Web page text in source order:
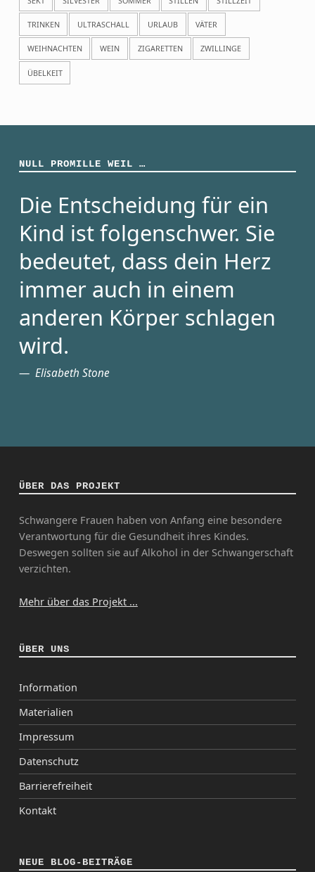
TRINKEN ULTRASCHALL URLAUB VÄTER
WEIHNACHTEN WEIN ZIGARETTEN ZWILLINGE
ÜBELKEIT
NULL PROMILLE WEIL …
Die Entscheidung für ein
Kind ist folgenschwer. Sie
bedeutet, dass dein Herz
immer auch in einem
anderen Körper schlagen
wird.
Elisabeth Stone
ÜBER DAS PROJEKT
Schwangere Frauen haben von Anfang eine besondere
Verantwortung für die Gesundheit ihres Kindes.
Deswegen sollten sie auf Alkohol in der Schwangerschaft
verzichten.
Mehr über das Projekt ...
ÜBER UNS
Information
Materialien
Impressum
Datenschutz
Barrierefreiheit
Kontakt
NEUE BLOG-BEITRÄGE